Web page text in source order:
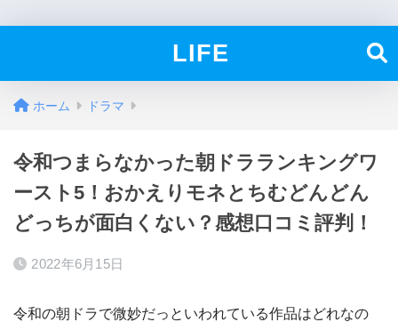
LIFE
ホーム ドラマ
令和つまらなかった朝ドラランキングワ
ースト5！おかえりモネとちむどんどん
どっちが面白くない？感想口コミ評判！
2022年6月15日
令和の朝ドラで微妙だっといわれている作品はどれなの